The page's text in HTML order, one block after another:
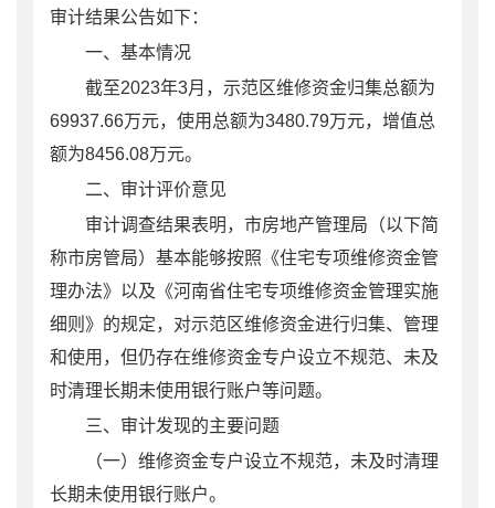
审计结果公告如下：
一、基本情况
截至2023年3月，示范区维修资金归集总额为
69937.66万元，使用总额为3480.79万元，增值总
额为8456.08万元。
二、 审计评价意见
审计调查结果表明 ，市房地产管理局（以下简
称市房管局）基本能够按照《住宅专项维修资金管
理办法》以及《河南省住宅专项维修资金管理实施
细则》的规定，对示范区维修资金进行归集、管理
和使用，但仍存在维修资金专户设立不规范、未及
时清理长期未使用银行账户等问题。
三、 审计发现的主要问题
（一） 维修资金专户设立不规范， 未及时清理
长期未使用银行账户。